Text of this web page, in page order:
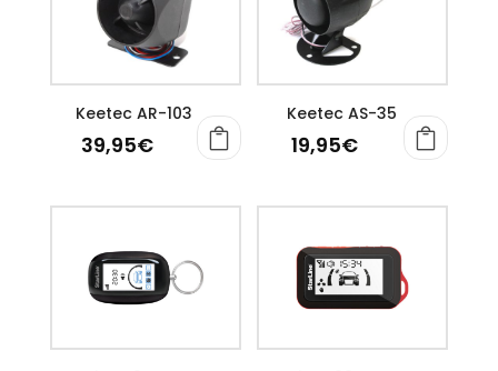
Keetec AR-103
39,95€
Keetec AS-35
19,95€